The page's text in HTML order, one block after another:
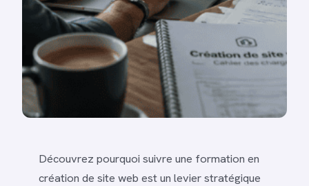
Découvrez pourquoi suivre une formation en
création de site web est un levier stratégique